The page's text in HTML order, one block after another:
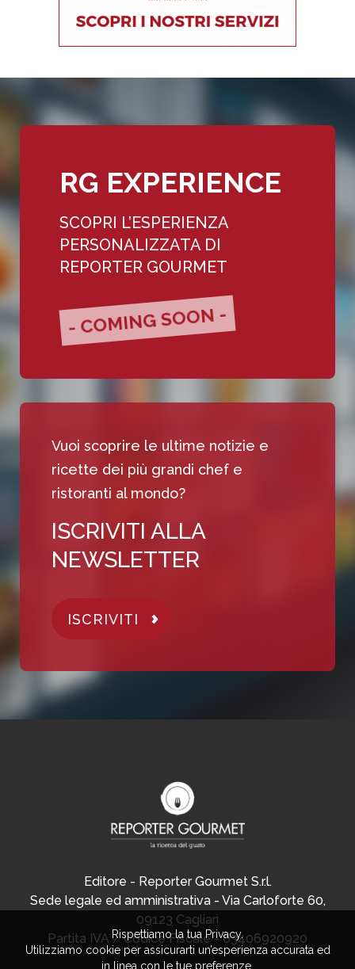
RG EXPERIENCE
SCOPRI L’ESPERIENZA
PERSONALIZZATA DI
REPORTER GOURMET
- COMING SOON -
Vuoi scoprire le ultime notizie e
ricette dei più grandi chef e
ristoranti al mondo?
ISCRIVITI ALLA
NEWSLETTER
ISCRIVITI
Editore - Reporter Gourmet S.r.l.
Sede legale ed amministrativa - Via Carloforte 60,
09123 Cagliari
Partita IVA / Codice Fiscale - 03406920920
Rispettiamo la tua Privacy.
Utilizziamo cookie per assicurarti un’esperienza accurata ed
in linea con le tue preferenze.